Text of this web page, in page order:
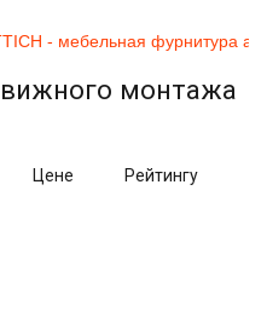
- мебельная фурнитура
монтажа
Цене Рейтингу